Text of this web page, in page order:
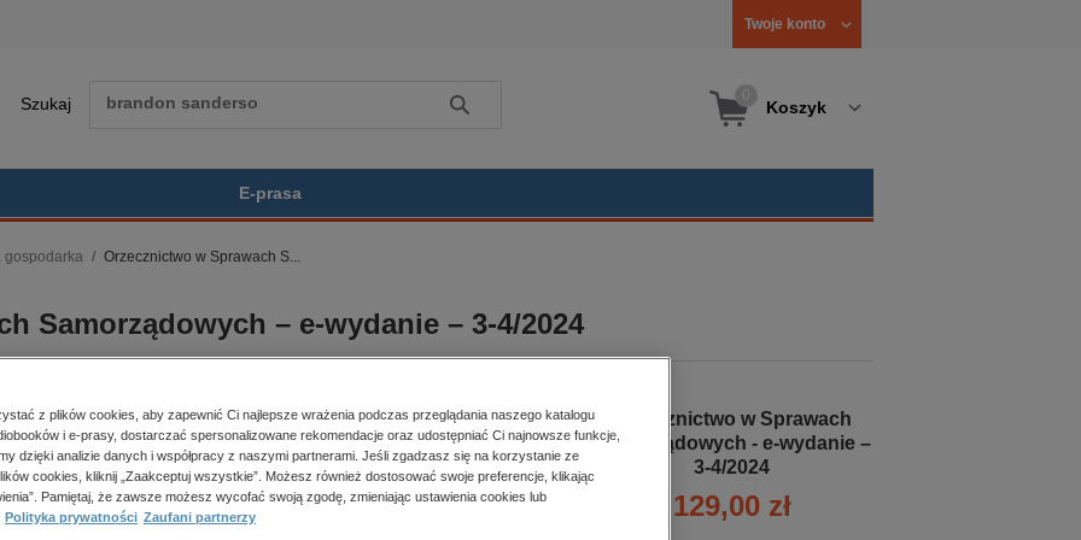
Twoje konto
Szukaj Szukaj Koszyk
E-prasa
psychologiczne
inne
historia
zdrowie
religie
gospodarka Orzecznictwo w Sprawach S...
Samorządowych – e-wydanie – 3-4/2024
3-4/2024
dostępności: 16.01.2025
wydania:
16.01.2025
Kupując otrzymujesz format:
PDF
Dostęp online PDF
Orzecznictwo w Sprawach
Samorządowych - e-wydanie –
3-4/2024
129,00 zł
z plików cookies, aby zapewnić Ci najlepsze wrażenia podczas przeglądania naszego katalogu
i e-prasy, dostarczać spersonalizowane rekomendacje oraz udostępniać Ci najnowsze funkcje,
dzięki analizie danych i współpracy z naszymi partnerami. Jeśli zgadzasz się na korzystanie ze
cookies, kliknij „Zaakceptuj wszystkie”. Możesz również dostosować swoje preferencje, klikając
Pamiętaj, że zawsze możesz wycofać swoją zgodę, zmieniając ustawienia cookies lub
Polityka prywatności Zaufani partnerzy